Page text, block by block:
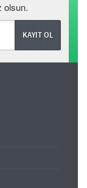
olsun.